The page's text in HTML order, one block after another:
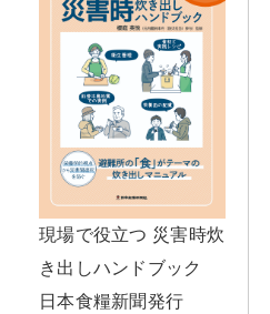
現場で役立つ 災害時炊
き出しハンドブック
日本食糧新聞発行